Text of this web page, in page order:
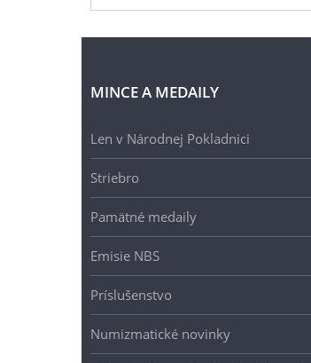
MINCE A MEDAILY
Len v Národnej Pokladnici
Striebro
Pamätné medaily
Emisie NBS
Príslušenstvo
Numizmatické novinky